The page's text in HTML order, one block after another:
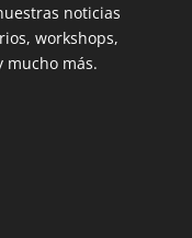
noticias
workshops,
mucho más.